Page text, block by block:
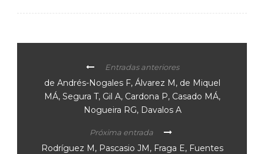
Entradas anteriores
de Andrés-Nogales F, Álvarez M, de Miquel
MÁ, Segura T, Gil A, Cardona P, Casado MÁ,
Nogueira RG, Davalos A
Próxima entrada
Rodríguez M, Pascasio JM, Fraga E, Fuentes